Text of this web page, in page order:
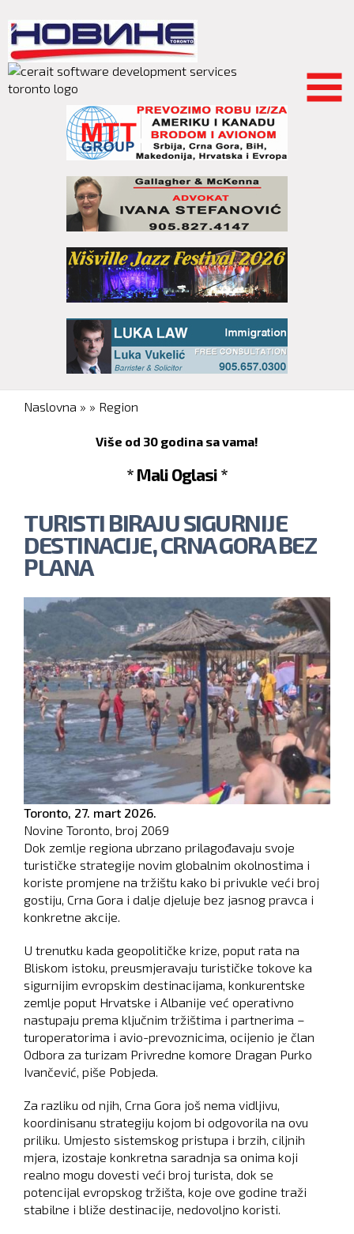
main
content
You are here
Naslovna » » Region
Više od 30 godina sa vama!
* Mali Oglasi *
TURISTI BIRAJU SIGURNIJE
DESTINACIJE, CRNA GORA BEZ
PLANA
Toronto, 27. mart 2026.
Novine Toronto, broj 2069
Dok zemlje regiona ubrzano prilagođavaju svoje
turističke strategije novim globalnim okolnostima i
koriste promjene na tržištu kako bi privukle veći broj
gostiju, Crna Gora i dalje djeluje bez jasnog pravca i
konkretne akcije.
U trenutku kada geopolitičke krize, poput rata na
Bliskom istoku, preusmjeravaju turističke tokove ka
sigurnijim evropskim destinacijama, konkurentske
zemlje poput Hrvatske i Albanije već operativno
nastupaju prema ključnim tržištima i partnerima –
turoperatorima i avio-prevoznicima, ocijenio je član
Odbora za turizam Privredne komore Dragan Purko
Ivančević, piše Pobjeda.
Za razliku od njih, Crna Gora još nema vidljivu,
koordinisanu strategiju kojom bi odgovorila na ovu
priliku. Umjesto sistemskog pristupa i brzih, ciljnih
mjera, izostaje konkretna saradnja sa onima koji
realno mogu dovesti veći broj turista, dok se
potencijal evropskog tržišta, koje ove godine traži
stabilne i bliže destinacije, nedovoljno koristi.